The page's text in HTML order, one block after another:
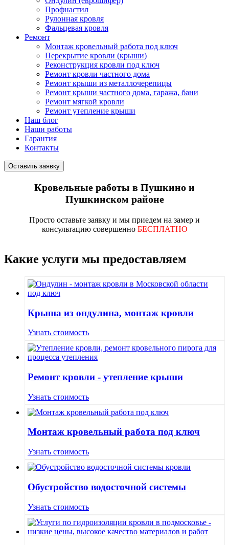
Профнастил
Рулонная кровля
Фальцевая кровля
Ремонт
Монтаж кровельный работа под ключ
Перекрытие кровли (крыши)
Реконструкция кровли под ключ
Ремонт кровли частного дома
Ремонт крыши из металлочерепицы
Ремонт крыши частного дома, гаража, бани
Ремонт мягкой кровли
Ремонт утепление крыши
Наш блог
Наши работы
Гарантия
Контакты
Оставить заявку
Кровельные работы в Пушкино и
Пушкинском районе
Просто оставьте заявку и мы приедем на замер и
консультацию совершенно БЕСПЛАТНО
Какие услуги мы предоставляем
Крыша из ондулина, монтаж кровли
Узнать стоимость
Ремонт кровли - утепление крыши
Узнать стоимость
Монтаж кровельный работа под ключ
Узнать стоимость
Обустройство водосточной системы
Узнать стоимость